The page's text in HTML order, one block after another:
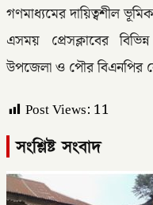
গণমাধ্যমের দায়িত্বশীল
এসময় প্রেসক্লাবের
উপজেলা ও পৌর বিএনপির
Post Views: 11
সংশ্লিষ্ট সংবাদ